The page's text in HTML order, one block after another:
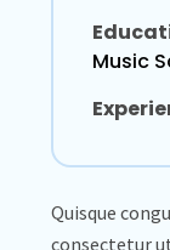
Music
Quisque
consectetur